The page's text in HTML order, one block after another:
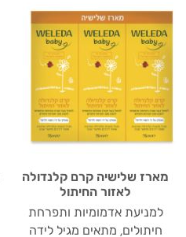
מארז שלישיה קרם קלנדולה
לאזור החיתול
למניעת אדמומיות ותפרחת
חיתולים, מתאים מגיל לידה